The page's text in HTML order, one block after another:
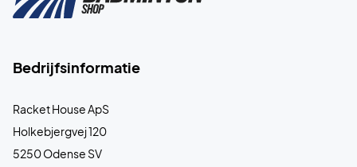
Bedrijfsinformatie
Racket House ApS
Holkebjergvej 120
5250 Odense SV